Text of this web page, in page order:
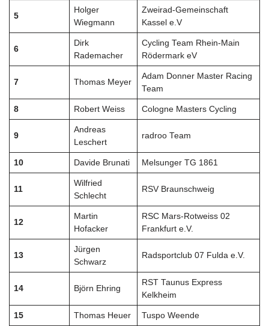
5
Holger
Wiegmann
Zweirad-Gemeinschaft
Kassel e.V
6
Dirk
Rademacher
Cycling Team Rhein-Main
Rödermark eV
7 Thomas Meyer
Adam Donner Master Racing
Team
8 Robert Weiss Cologne Masters Cycling
9
Andreas
Leschert
radroo Team
10 Davide Brunati Melsunger TG 1861
11
Wilfried
Schlecht
RSV Braunschweig
12
Martin
Hofacker
RSC Mars-Rotweiss 02
Frankfurt e.V.
13
Jürgen
Schwarz
Radsportclub 07 Fulda e.V.
14 Björn Ehring
RST Taunus Express
Kelkheim
15 Thomas Heuer Tuspo Weende